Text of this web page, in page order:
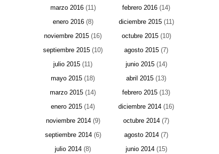
marzo 2016(11) febrero 2016 (14)
enero 2016(8) diciembre 2015(11)
noviembre 2015 (16) octubre 2015(10)
septiembre 2015 (10) agosto 2015 (7)
julio 2015 (11) junio 2015(14)
mayo 2015 (18) abril 2015 (13)
marzo 2015 (14) febrero 2015 (13)
enero 2015 (14) diciembre 2014 (16)
noviembre 2014(9) octubre 2014 (7)
septiembre 2014(6) agosto 2014 (7)
julio 2014 (8) junio 2014(15)